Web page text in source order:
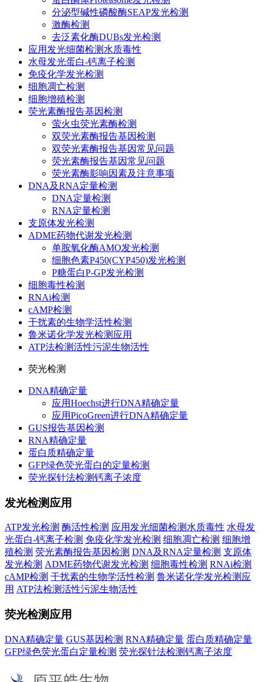
分泌型碱性磷酸酶SEAP发光检测
激酶检测
去泛素化酶DUBs发光检测
应用发光细菌检测水质毒性
水母发光蛋白-钙离子检测
免疫化学发光检测
细胞凋亡检测
细胞增殖检测
荧光素酶报告基因检测
萤火虫荧光素酶检测
双荧光素酶报告基因检测
双荧光素酶报告基因常见问题
荧光素酶报告基因常见问题
荧光素酶影响因素及注意事项
DNA及RNA定量检测
DNA定量检测
RNA定量检测
支原体发光检测
ADME药物代谢发光检测
单胺氧化酶AMO发光检测
细胞色素P450(CYP450)发光检测
P糖蛋白P-GP发光检测
细胞毒性检测
RNAi检测
cAMP检测
干扰素的生物学活性检测
鲁米诺化学发光检测应用
ATP法检测活性污泥生物活性
荧光检测
DNA精确定量
应用Hoechst进行DNA精确定量
应用PicoGreen进行DNA精确定量
GUS报告基因检测
RNA精确定量
蛋白质精确定量
GFP绿色荧光蛋白的定量检测
荧光探针法检测钙离子浓度
发光检测应用
ATP发光检测 酶活性检测 应用发光细菌检测水质毒性 水母发
光蛋白-钙离子检测 免疫化学发光检测 细胞凋亡检测 细胞增
殖检测 荧光素酶报告基因检测 DNA及RNA定量检测 支原体
发光检测 ADME药物代谢发光检测 细胞毒性检测 RNAi检测
cAMP检测 干扰素的生物学活性检测 鲁米诺化学发光检测应
用 ATP法检测活性污泥生物活性
荧光检测应用
DNA精确定量 GUS基因检测 RNA精确定量 蛋白质精确定量
GFP绿色荧光蛋白定量检测 荧光探针法检测钙离子浓度